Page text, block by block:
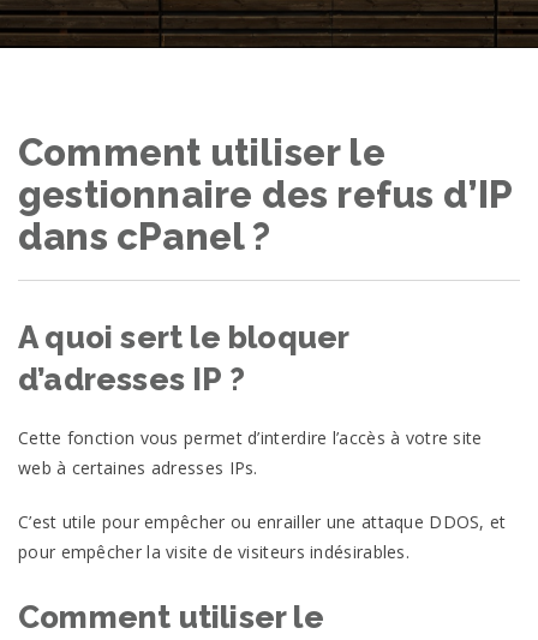
Comment utiliser le
gestionnaire des refus d’IP
dans cPanel ?
A quoi sert le bloquer
d’adresses IP ?
Cette fonction vous permet d’interdire l’accès à votre site
web à certaines adresses IPs.
C’est utile pour empêcher ou enrailler une attaque DDOS, et
pour empêcher la visite de visiteurs indésirables.
Comment utiliser le